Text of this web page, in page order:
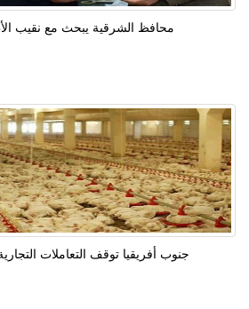
محافظ الشرقية يبحث مع نقيب
جنوب أفريقيا توقف التعاملات